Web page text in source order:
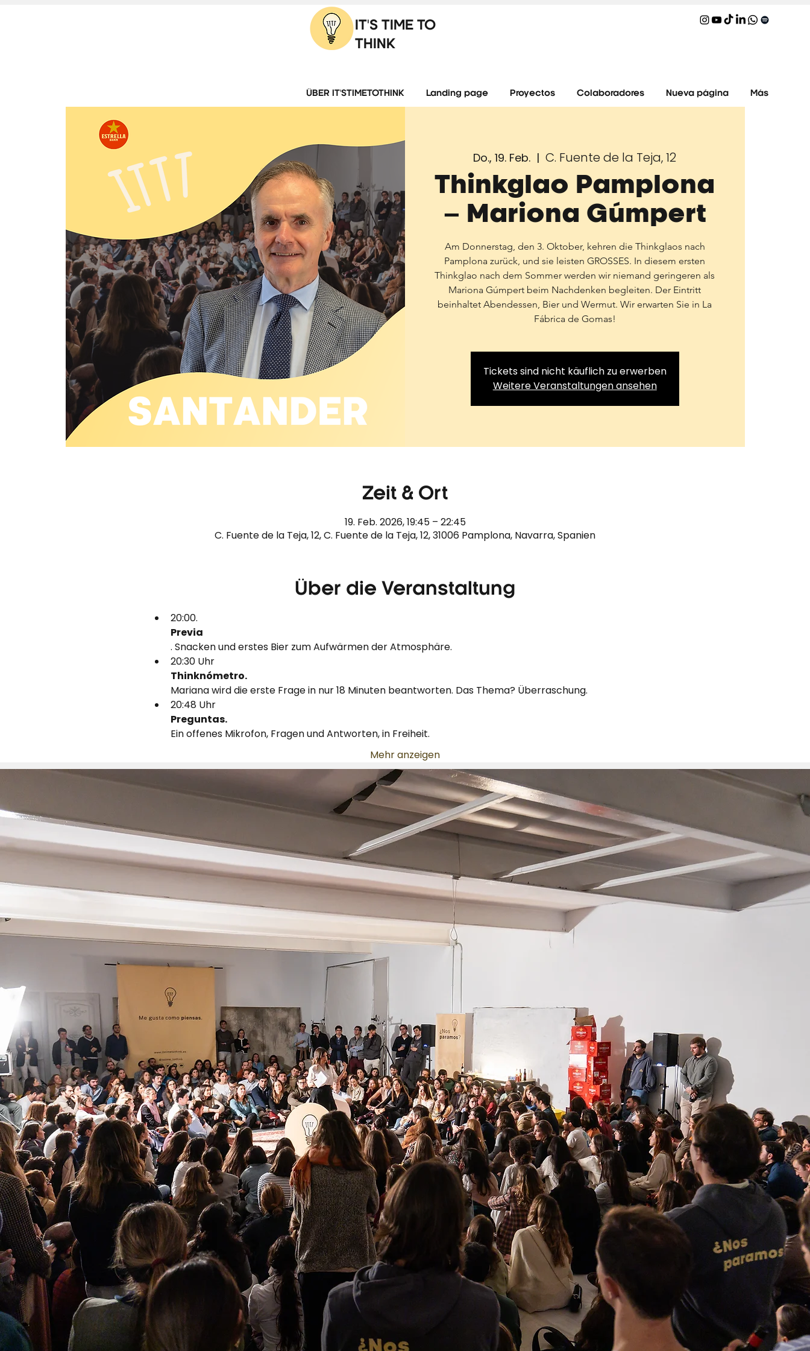
IT'S TIME TO
THINK
ÜBER IT'STIMETOTHINK Landing page Proyectos Colaboradores Nueva página Más
Do., 19. Feb.
  |
C. Fuente de la Teja, 12
Thinkglao Pamplona
– Mariona Gúmpert
Am Donnerstag, den 3. Oktober, kehren die Thinkglaos nach
Pamplona zurück, und sie leisten GROSSES. In diesem ersten
Thinkglao nach dem Sommer werden wir niemand geringeren als
Mariona Gúmpert beim Nachdenken begleiten. Der Eintritt
beinhaltet Abendessen, Bier und Wermut. Wir erwarten Sie in La
Fábrica de Gomas!
Tickets sind nicht käuflich zu erwerben
Weitere Veranstaltungen ansehen
Zeit & Ort
19. Feb. 2026, 19:45 – 22:45
C. Fuente de la Teja, 12, C. Fuente de la Teja, 12, 31006 Pamplona, Navarra, Spanien
Über die Veranstaltung
20:00.
Previa
. Snacken und erstes Bier zum Aufwärmen der Atmosphäre.
20:30 Uhr
Thinknómetro.
Mariana wird die erste Frage in nur 18 Minuten beantworten. Das Thema? Überraschung.
20:48 Uhr
Preguntas.
Ein offenes Mikrofon, Fragen und Antworten, in Freiheit.
Mehr anzeigen